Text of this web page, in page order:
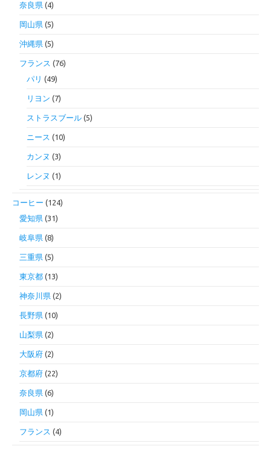
奈良県 (4)
岡山県 (5)
沖縄県 (5)
フランス (76)
パリ (49)
リヨン (7)
ストラスブール (5)
ニース (10)
カンヌ (3)
レンヌ (1)
コーヒー (124)
愛知県 (31)
岐阜県 (8)
三重県 (5)
東京都 (13)
神奈川県 (2)
長野県 (10)
山梨県 (2)
大阪府 (2)
京都府 (22)
奈良県 (6)
岡山県 (1)
フランス (4)